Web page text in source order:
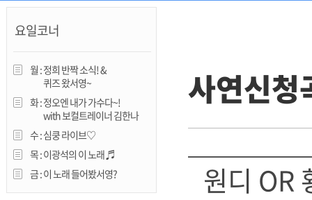
요일코너
월 :정희 반짝 소식! &
퀴즈 왔서영~
화 :정오엔 내가 가수다~!
with 보컬트레이너 김한나
수 :심쿵 라이브♡
목 :이광석의 이 노래 ♬
금 :이 노래 들어봤서영?
사연신청
원디 OR